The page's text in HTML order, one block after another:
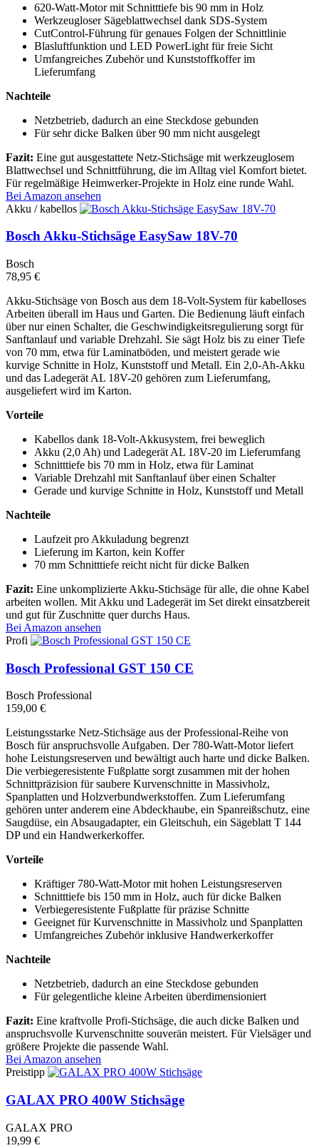
620-Watt-Motor mit Schnitttiefe bis 90 mm in Holz
Werkzeugloser Sägeblattwechsel dank SDS-System
CutControl-Führung für genaues Folgen der Schnittlinie
Blasluftfunktion und LED PowerLight für freie Sicht
Umfangreiches Zubehör und Kunststoffkoffer im
Lieferumfang
Nachteile
Netzbetrieb, dadurch an eine Steckdose gebunden
Für sehr dicke Balken über 90 mm nicht ausgelegt
Fazit: Eine gut ausgestattete Netz-Stichsäge mit werkzeuglosem
Blattwechsel und Schnittführung, die im Alltag viel Komfort bietet.
Für regelmäßige Heimwerker-Projekte in Holz eine runde Wahl.
Bei Amazon ansehen
Akku / kabellos
Bosch Akku-Stichsäge EasySaw 18V-70
Bosch
78,95 €
Akku-Stichsäge von Bosch aus dem 18-Volt-System für kabelloses
Arbeiten überall im Haus und Garten. Die Bedienung läuft einfach
über nur einen Schalter, die Geschwindigkeitsregulierung sorgt für
Sanftanlauf und variable Drehzahl. Sie sägt Holz bis zu einer Tiefe
von 70 mm, etwa für Laminatböden, und meistert gerade wie
kurvige Schnitte in Holz, Kunststoff und Metall. Ein 2,0-Ah-Akku
und das Ladegerät AL 18V-20 gehören zum Lieferumfang,
ausgeliefert wird im Karton.
Vorteile
Kabellos dank 18-Volt-Akkusystem, frei beweglich
Akku (2,0 Ah) und Ladegerät AL 18V-20 im Lieferumfang
Schnitttiefe bis 70 mm in Holz, etwa für Laminat
Variable Drehzahl mit Sanftanlauf über einen Schalter
Gerade und kurvige Schnitte in Holz, Kunststoff und Metall
Nachteile
Laufzeit pro Akkuladung begrenzt
Lieferung im Karton, kein Koffer
70 mm Schnitttiefe reicht nicht für dicke Balken
Fazit: Eine unkomplizierte Akku-Stichsäge für alle, die ohne Kabel
arbeiten wollen. Mit Akku und Ladegerät im Set direkt einsatzbereit
und gut für Zuschnitte quer durchs Haus.
Bei Amazon ansehen
Profi
Bosch Professional GST 150 CE
Bosch Professional
159,00 €
Leistungsstarke Netz-Stichsäge aus der Professional-Reihe von
Bosch für anspruchsvolle Aufgaben. Der 780-Watt-Motor liefert
hohe Leistungsreserven und bewältigt auch harte und dicke Balken.
Die verbiegeresistente Fußplatte sorgt zusammen mit der hohen
Schnittpräzision für saubere Kurvenschnitte in Massivholz,
Spanplatten und Holzverbundwerkstoffen. Zum Lieferumfang
gehören unter anderem eine Abdeckhaube, ein Spanreißschutz, eine
Saugdüse, ein Absaugadapter, ein Gleitschuh, ein Sägeblatt T 144
DP und ein Handwerkerkoffer.
Vorteile
Kräftiger 780-Watt-Motor mit hohen Leistungsreserven
Schnitttiefe bis 150 mm in Holz, auch für dicke Balken
Verbiegeresistente Fußplatte für präzise Schnitte
Geeignet für Kurvenschnitte in Massivholz und Spanplatten
Umfangreiches Zubehör inklusive Handwerkerkoffer
Nachteile
Netzbetrieb, dadurch an eine Steckdose gebunden
Für gelegentliche kleine Arbeiten überdimensioniert
Fazit: Eine kraftvolle Profi-Stichsäge, die auch dicke Balken und
anspruchsvolle Kurvenschnitte souverän meistert. Für Vielsäger und
größere Projekte die passende Wahl.
Bei Amazon ansehen
Preistipp
GALAX PRO 400W Stichsäge
GALAX PRO
19,99 €